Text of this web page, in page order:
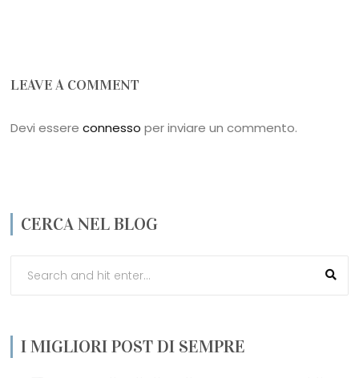
LEAVE A COMMENT
Devi essereconnesso per inviare un commento.
CERCA NEL BLOG
I MIGLIORI POST DI SEMPRE